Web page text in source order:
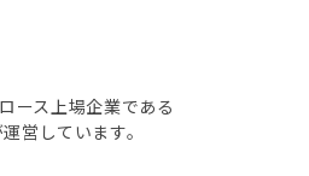
ース上場企業である
営しています。